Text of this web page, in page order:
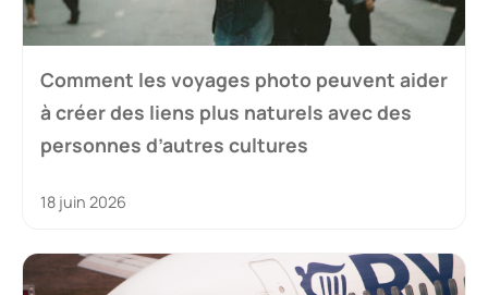
Comment les voyages photo peuvent aider
à créer des liens plus naturels avec des
personnes d’autres cultures
18 juin 2026